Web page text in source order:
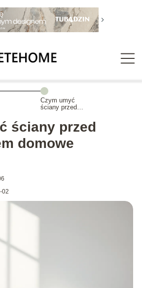
Czym umyć
ściany przed
sposoby?
ściany przed
domowe
02